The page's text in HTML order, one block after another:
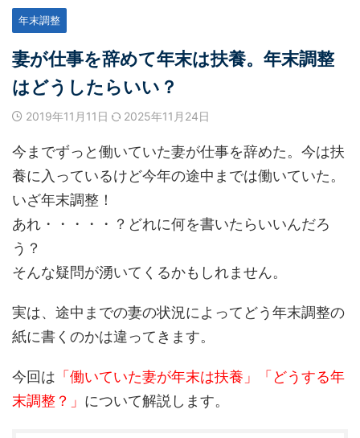
年末調整
妻が仕事を辞めて年末は扶養。年末調整
はどうしたらいい？
2019年11月11日 2025年11月24日
今までずっと働いていた妻が仕事を辞めた。今は扶
養に入っているけど今年の途中までは働いていた。
いざ年末調整！
あれ・・・・・？どれに何を書いたらいいんだろ
う？
そんな疑問が湧いてくるかもしれません。
実は、途中までの妻の状況によってどう年末調整の
紙に書くのかは違ってきます。
今回は 「働いていた妻が年末は扶養」「どうする年
末調整？」 について解説します。